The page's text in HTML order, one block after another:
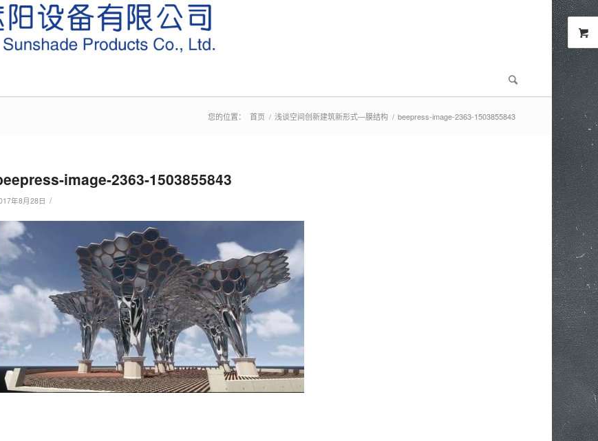
您的位置： 首页 / 浅谈空间创新建筑新形式—膜结构 / beepress-image-2363-1503855843
image-2363-1503855843
年8月28日 /